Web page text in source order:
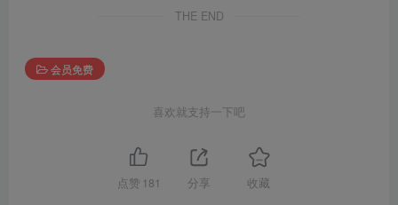
THE END
会员免费
喜欢就支持一下吧
点赞 181 分享 收藏